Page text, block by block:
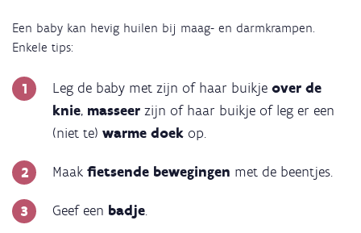
Een baby kan hevig huilen bij maag- en darmkrampen.
Enkele tips:
Leg de baby met zijn of haar buikje over de
knie, masseer zijn of haar buikje of leg er een
(niet te) warme doek op.
Maak fietsende bewegingen met de beentjes.
Geef een badje.